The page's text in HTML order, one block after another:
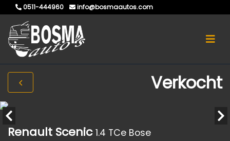
0511-444960 info@bosmaautos.com
Verkocht
Renault Scenic 1.4 TCe Bose